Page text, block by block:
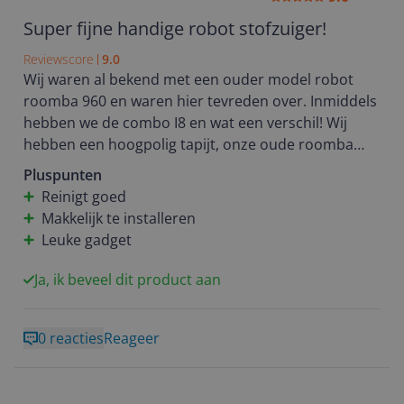
Super fijne handige robot stofzuiger!
Reviewscore 9.0
Wij waren al bekend met een ouder model robot
roomba 960 en waren hier tevreden over. Inmiddels
hebben we de combo I8 en wat een verschil! Wij
hebben een hoogpolig tapijt, onze oude roomba
ging hier niet op en liep hier regelmatig op vast. De
combo I8 gaat er met gemak op en het lijkt of hij het
kleed ook een beetje opklopt. Ons kleed heeft er
serieus al tijden niet meer zo netjes uit gezien, zelfs
met de steelstofzuiger lukt dat ons niet zoals de
combi i8 het wel kan. Verder maakt de i8 minder
grote vlekken op je vloer zul je toch zelf eerst
Pluspunten
Reinigt goed
Makkelijk te installeren
Leuke gadget
Ja, ik beveel dit product aan
0 reactiesReageer